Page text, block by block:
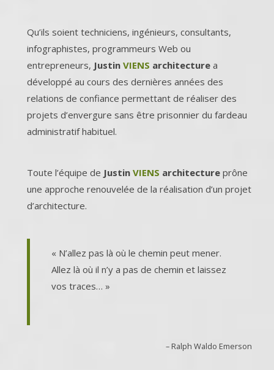
Qu’ils soient techniciens, ingénieurs, consultants,
infographistes, programmeurs Web ou
entrepreneurs, Justin VIENS architecture a
développé au cours des dernières années des
relations de confiance permettant de réaliser des
projets d’envergure sans être prisonnier du fardeau
administratif habituel.
Toute l’équipe de Justin VIENS architecture prône
une approche renouvelée de la réalisation d’un projet
d’architecture.
« N’allez pas là où le chemin peut mener.
Allez là où il n’y a pas de chemin et laissez
vos traces… »
– Ralph Waldo Emerson